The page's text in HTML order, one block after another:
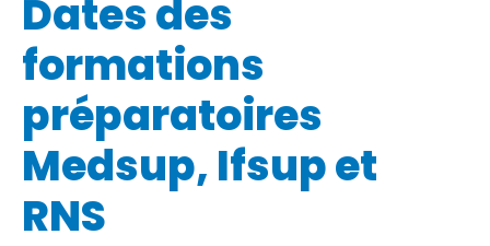
Dates des
formations
préparatoires
Medsup, Ifsup et
RNS